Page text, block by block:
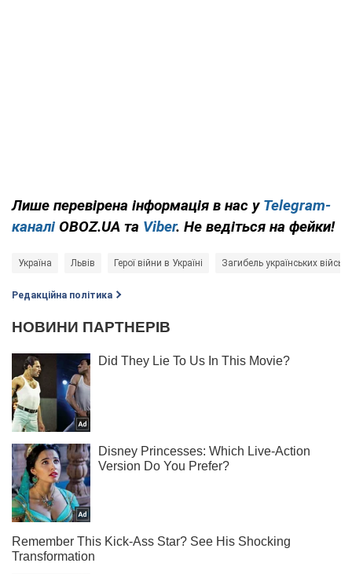
Лише перевірена інформація в нас у Telegram-
каналі OBOZ.UA та Viber. Не ведіться на фейки!
Україна Львів Герої війни в Україні Загибель українських
Редакційна політика